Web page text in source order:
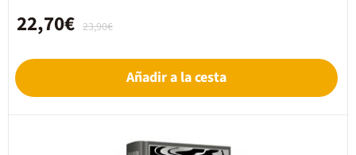
23,90€
22,70€
Añadir a la cesta